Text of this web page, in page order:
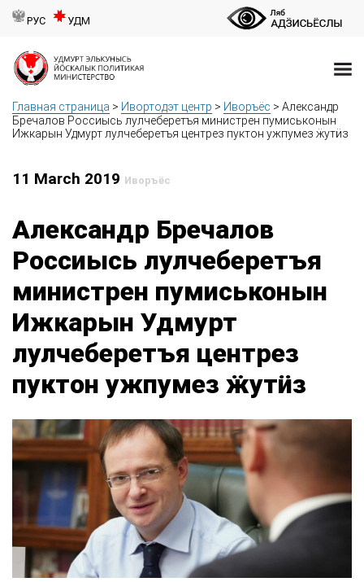
РУС УДМ
Главная страница > Ивортодэт центр > Иворъёс > Александр
Бречалов Россиысь лулчеберетъя министрен пумиськонын
Ижкарын Удмурт лулчеберетъя центрез пуктон ужпумез ӝутӥз
11 March 2019 Иворъёс
Александр Бречалов
Россиысь лулчеберетъя
министрен пумиськонын
Ижкарын Удмурт
лулчеберетъя центрез
пуктон ужпумез ӝутӥз